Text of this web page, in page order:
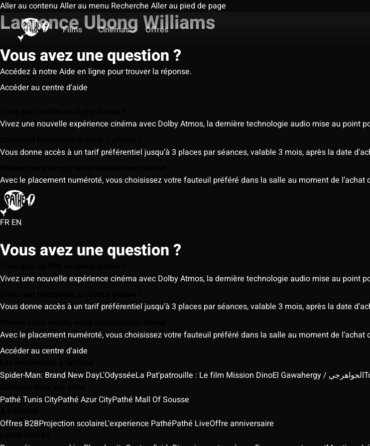
Aller au contenu Aller au menu Recherche Aller au pied de page
Films
Cinémas Offres
Laurence Ubong Williams
Vous avez une question ?
Accédez à notre Aide en ligne pour trouver la réponse.
Accéder au centre d'aide
Vivez une nouvelle expérience cinéma avec Dolby Atmos, la dernière technologie audio mise au point
Vous donne accès à un tarif préférentiel jusqu’à 3 places par séances, valable 3 mois, après la date
Avec le placement numéroté, vous choisissez votre fauteuil préféré dans la salle au moment de l’achat
FR EN
Vous avez une question ?
Vivez une nouvelle expérience cinéma avec Dolby Atmos, la dernière technologie audio mise au point
Vous donne accès à un tarif préférentiel jusqu’à 3 places par séances, valable 3 mois, après la date
Avec le placement numéroté, vous choisissez votre fauteuil préféré dans la salle au moment de l’achat
Accéder au centre d'aide
Spider-Man: Brand New DayL'OdysséeLa Pat'patrouille : Le film Mission Dino El Gawahergy / الجواهرجي
Pathé Tunis CityPathé Azur CityPathé Mall Of Sousse
Offres B2BProjection scolaireL'experience PathéPathé LiveOffre anniversaire